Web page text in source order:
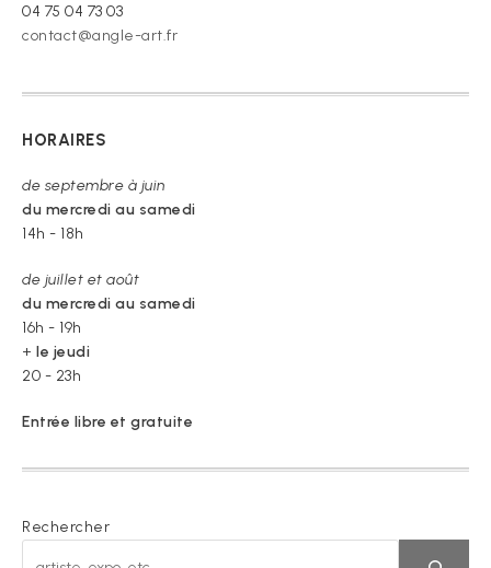
04 75 04 73 03
contact@angle-art.fr
HORAIRES
de septembre à juin
du mercredi au samedi
14h - 18h
de juillet et août
du mercredi au samedi
16h - 19h
+ le jeudi
20 - 23h
Entrée libre et gratuite
Rechercher